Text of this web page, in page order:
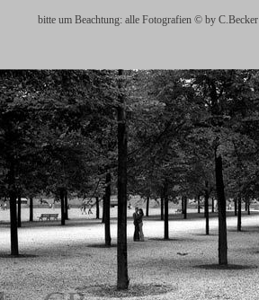
bitte um Beachtung: alle Fotografien © by C.Becker